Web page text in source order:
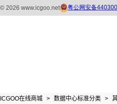
ICGOO在线商城 > 数据中心标准分类 >